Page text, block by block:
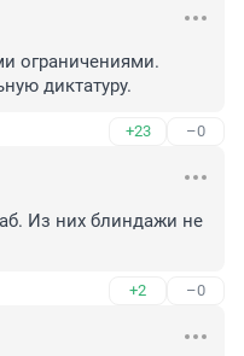
ограничениями.
диктатуру.
+23 –0
Из них блиндажи не
+2 –0